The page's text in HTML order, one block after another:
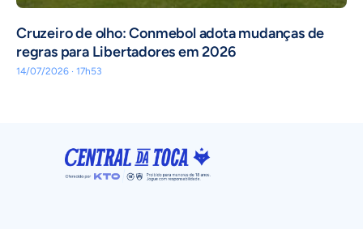
Cruzeiro de olho: Conmebol adota mudanças de
regras para Libertadores em 2026
14/07/2026 · 17h53